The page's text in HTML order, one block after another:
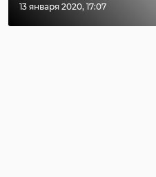
13 января 2020, 17:07